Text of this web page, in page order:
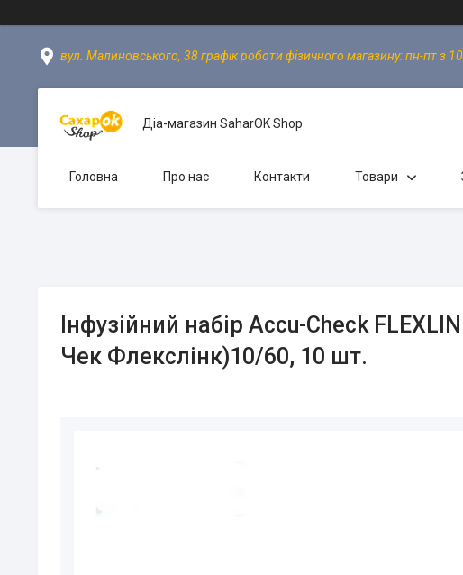
вул. Малиновського, 38 графік роботи фізичного магазину: пн-пт з
Діа-магазин SaharOK Shop
Головна Про нас Контакти Товари
Інфузійний набір Accu-Check
Чек Флекслінк)10/60, 10 шт.